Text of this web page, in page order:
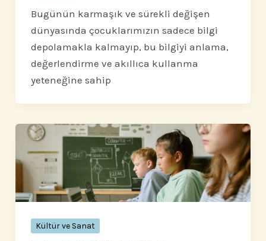
Bugünün karmaşık ve sürekli değişen
dünyasında çocuklarımızın sadece bilgi
depolamakla kalmayıp, bu bilgiyi anlama,
değerlendirme ve akıllıca kullanma
yeteneğine sahip
Kültür ve Sanat